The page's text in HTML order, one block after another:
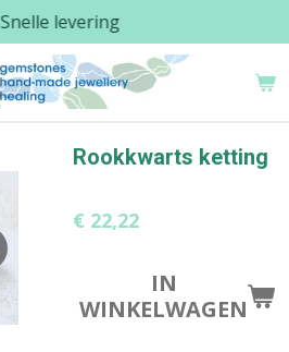
Snelle levering
Rookkwarts ketting
€ 22,22
IN
WINKELWAGEN